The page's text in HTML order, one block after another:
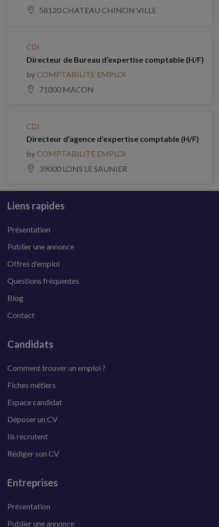
58120 CHATEAU CHINON VILLE
CDI
Directeur de Bureau d’expertise comptable (H/F)
byCOMPTABILITE EMPLOI
71000 MACON
CDI
Directeur d’agence d’expertise comptable (H/F)
byCOMPTABILITE EMPLOI
39000 LONS LE SAUNIER
Liens rapides
Présentation
Publier une annonce
Offres d’emploi
Questions fréquentes
Blog
Contact
Candidats
Comment trouver un emploi ?
Fiches métiers
Espace candidat
Déposer un CV
Ils recrutent
Rédiger son CV
Entreprises
Présentation
Publier une annonce